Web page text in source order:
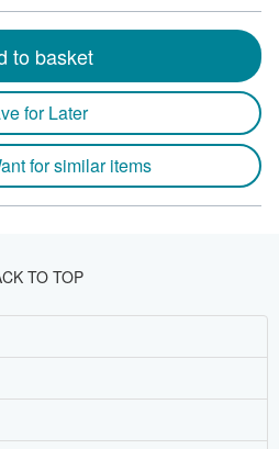
to basket
for Later
for similar items
TO TOP